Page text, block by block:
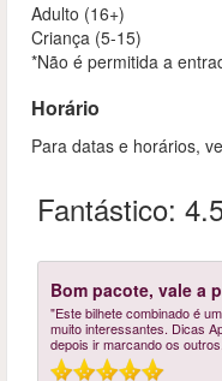
Adulto (16+)
Criança (5-15)
*Não é permitida a
Horário
Para datas e horários,
Fantástico:
Bom pacote, vale a
"Este bilhete combinado é
muito interessantes. Dicas
depois ir marcando os